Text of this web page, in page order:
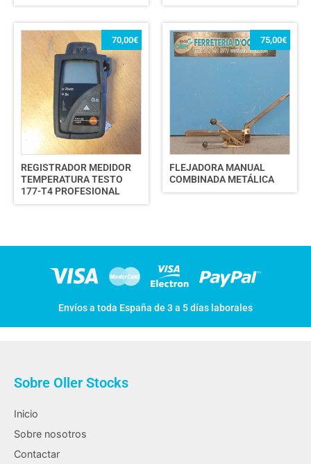
REGISTRADOR MEDIDOR
TEMPERATURA TESTO
177-T4 PROFESIONAL
70,00€
FLEJADORA MANUAL
COMBINADA METÁLICA
75,00€
Envíos a toda España de 3 a 5 días laborales
Sobre Oller Stocks
Inicio
Sobre nosotros
Contactar